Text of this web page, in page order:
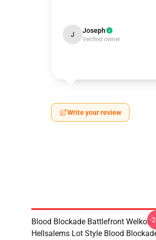
J Joseph
Verified owner
Write your review
Blood Blockade Battlefront Welkom
Hellsalems Lot Style Blood
-